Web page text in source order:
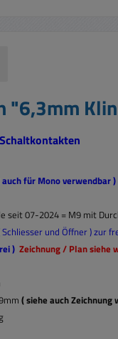
auch für Mono verwendbar )
seit 07-2024 = M9 mit
Schliesser und Öffner ) zur
) Zeichnung / Plan siehe
( siehe auch